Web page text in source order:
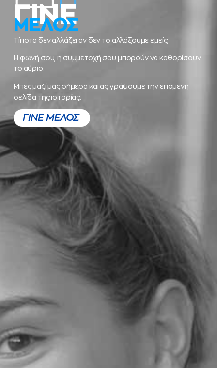
ΓΙΝΕ
ΜΕΛΟΣ
Τίποτα δεν αλλάζει αν δεν το αλλάξουμε εμείς.
Η φωνή σου, η συμμετοχή σου μπορούν να καθορίσουν
το αύριο.
Μπες μαζί μας σήμερα και ας γράψουμε την επόμενη
σελίδα της ιστορίας.
ΓΙΝΕ ΜΕΛΟΣ